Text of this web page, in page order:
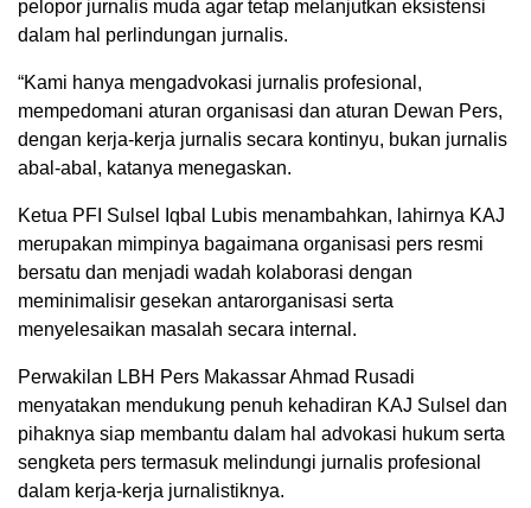
pelopor jurnalis muda agar tetap melanjutkan eksistensi
dalam hal perlindungan jurnalis.
“Kami hanya mengadvokasi jurnalis profesional,
mempedomani aturan organisasi dan aturan Dewan Pers,
dengan kerja-kerja jurnalis secara kontinyu, bukan jurnalis
abal-abal, katanya menegaskan.
Ketua PFI Sulsel Iqbal Lubis menambahkan, lahirnya KAJ
merupakan mimpinya bagaimana organisasi pers resmi
bersatu dan menjadi wadah kolaborasi dengan
meminimalisir gesekan antarorganisasi serta
menyelesaikan masalah secara internal.
Perwakilan LBH Pers Makassar Ahmad Rusadi
menyatakan mendukung penuh kehadiran KAJ Sulsel dan
pihaknya siap membantu dalam hal advokasi hukum serta
sengketa pers termasuk melindungi jurnalis profesional
dalam kerja-kerja jurnalistiknya.